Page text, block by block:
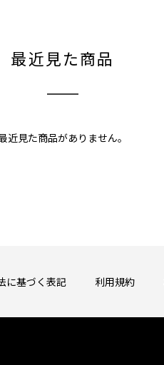
最近見た商品
近見た商品がありません。
に基づく表記 利用規約